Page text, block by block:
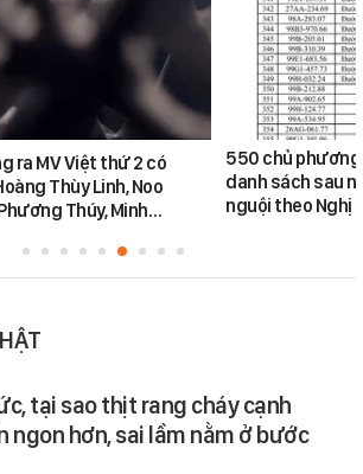
ra MV Việt thứ 2 có
Thùy Linh, Noo
Thúy, Minh…
550 chủ
danh sách sau
nguội theo Nghị
tại sao thịt rang cháy cạnh
ngon hơn, sai lầm nằm ở bước